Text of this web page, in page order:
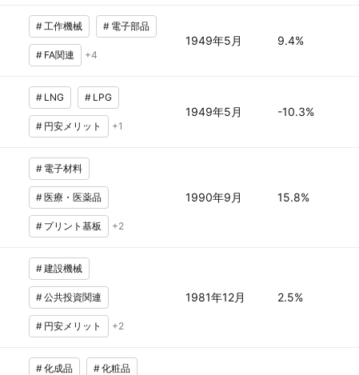
#工作機械 # 電子部品
# FA関連 +4
1949年5月 9.4%
# LNG # LPG
# 円安メリット +1
1949年5月 -10.3%
# 電子材料
#医療・医薬品
# プリント基板 +2
1990年9月 15.8%
#建設機械
#公共投資関連
# 円安メリット +2
1981年12月 2.5%
#化成品 #化粧品